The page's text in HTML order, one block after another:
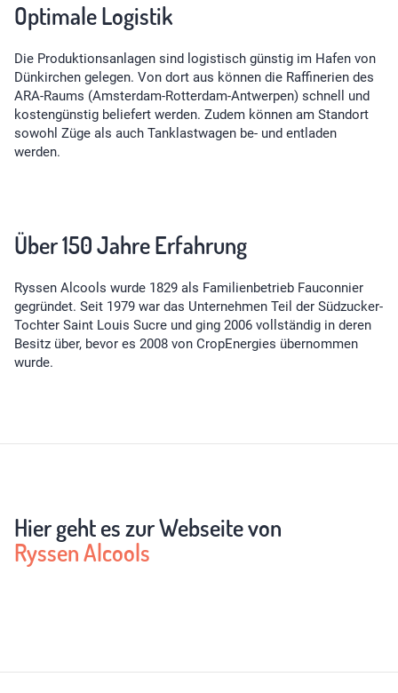
Optimale Logistik
Die Produktionsanlagen sind logistisch günstig im Hafen von
Dünkirchen gelegen. Von dort aus können die Raffinerien des
ARA-Raums (Amsterdam-Rotterdam-Antwerpen) schnell und
kostengünstig beliefert werden. Zudem können am Standort
sowohl Züge als auch Tanklastwagen be- und entladen
werden.
Über 150 Jahre Erfahrung
Ryssen Alcools wurde 1829 als Familienbetrieb Fauconnier
gegründet. Seit 1979 war das Unternehmen Teil der Südzucker-
Tochter Saint Louis Sucre und ging 2006 vollständig in deren
Besitz über, bevor es 2008 von CropEnergies übernommen
wurde.
Hier geht es zur Webseite von
Ryssen Alcools